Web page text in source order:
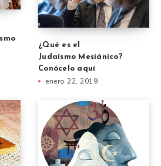
¿Qué es el
Judaísmo Mesiánico?
Conócelo aquí
enero 22, 2019